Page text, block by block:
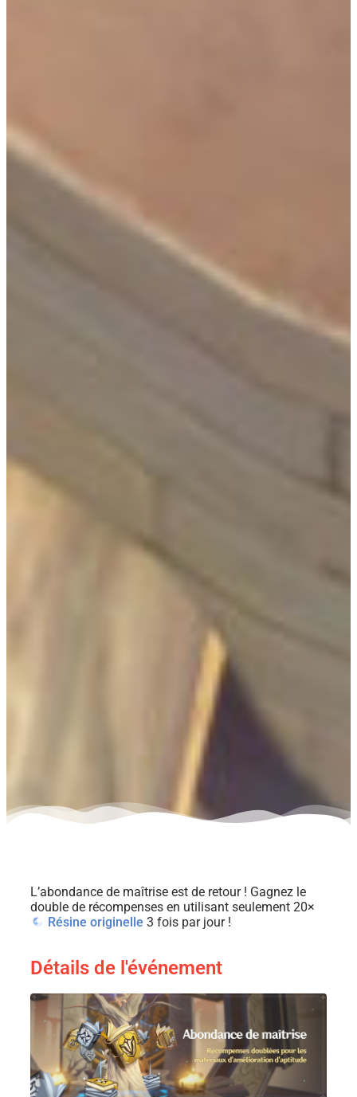
L’abondance de maîtrise est de retour ! Gagnez le
double de récompenses en utilisant seulement 20×
Résine originelle 3 fois par jour !
Détails de l'événement